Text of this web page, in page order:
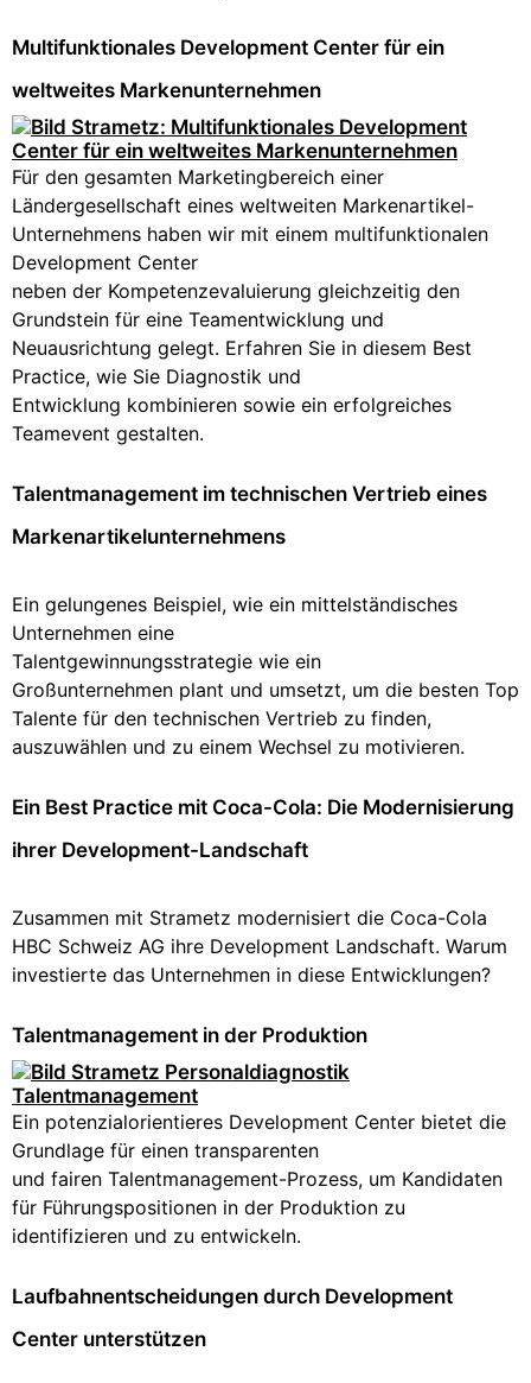
Multifunktionales Development Center für ein
weltweites Markenunternehmen
Für den gesamten Marketingbereich einer
Ländergesellschaft eines weltweiten Markenartikel-
Unternehmens haben wir mit einem multifunktionalen
Development Center
neben der Kompetenzevaluierung gleichzeitig den
Grundstein für eine Teamentwicklung und
Neuausrichtung gelegt. Erfahren Sie in diesem Best
Practice, wie Sie Diagnostik und
Entwicklung kombinieren sowie ein erfolgreiches
Teamevent gestalten.
Talentmanagement im technischen Vertrieb eines
Markenartikelunternehmens
Ein gelungenes Beispiel, wie ein mittelständisches
Unternehmen eine
Talentgewinnungsstrategie wie ein
Großunternehmen plant und umsetzt, um die besten Top
Talente für den technischen Vertrieb zu finden,
auszuwählen und zu einem Wechsel zu motivieren.
Ein Best Practice mit Coca-Cola: Die Modernisierung
ihrer Development-Landschaft
Zusammen mit Strametz modernisiert die Coca-Cola
HBC Schweiz AG ihre Development Landschaft. Warum
investierte das Unternehmen in diese Entwicklungen?
Talentmanagement in der Produktion
Ein potenzialorientieres Development Center bietet die
Grundlage für einen transparenten
und fairen Talentmanagement-Prozess, um Kandidaten
für Führungspositionen in der Produktion zu
identifizieren und zu entwickeln.
Laufbahnentscheidungen durch Development
Center unterstützen